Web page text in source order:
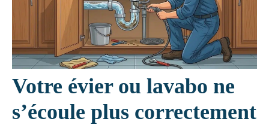
Votre évier ou lavabo ne
s’écoule plus correctement